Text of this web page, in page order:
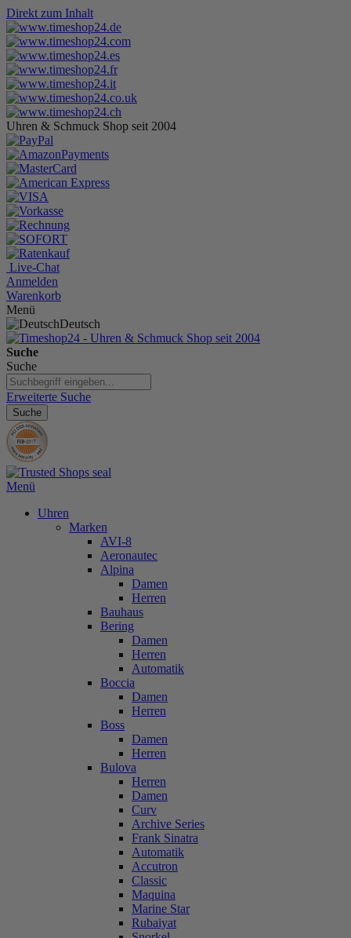
Direkt zum Inhalt
Uhren & Schmuck Shop seit 2004
Live-Chat
Anmelden
Warenkorb
Menü
Deutsch
Suche
Suche
Erweiterte Suche
Suche
Menü
Uhren
Marken
AVI-8
Aeronautec
Alpina
Damen
Herren
Bauhaus
Bering
Damen
Herren
Automatik
Boccia
Damen
Herren
Boss
Damen
Herren
Bulova
Herren
Damen
Curv
Archive Series
Frank Sinatra
Automatik
Accutron
Classic
Maquina
Marine Star
Rubaiyat